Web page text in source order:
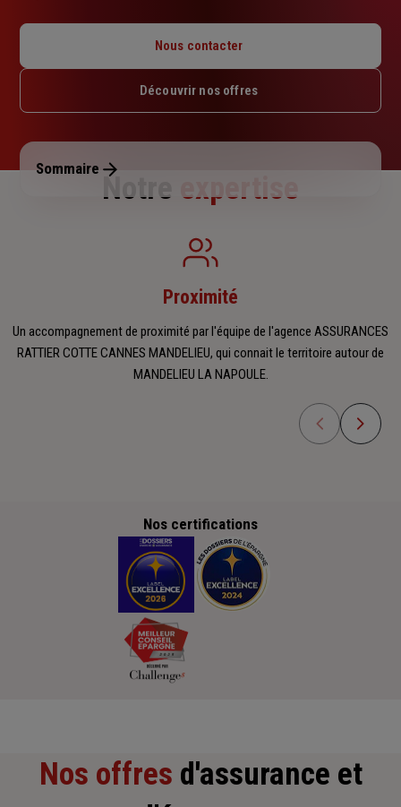
Mardi : 09h – 12h30 / 13h30 – 17h
Jeudi : 09h – 12h30 / 13h30 – 17h
Dimanche : Fermé
Nous contacter
Découvrir nos offres
Sommaire
Notre expertise
Proximité
Un accompagnement de proximité par l'équipe de l'agence ASSURANCES
RATTIER COTTE CANNES MANDELIEU, qui connait le territoire autour de
MANDELIEU LA NAPOULE.
Nos certifications
Nos offres d'assurance et